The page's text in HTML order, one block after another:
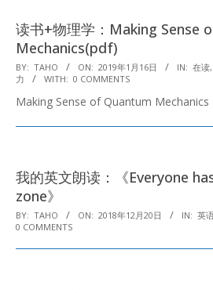
读书+物理学：Making Sense
Mechanics(pdf)
2019-
01-
16
BY: TAHO ON: 2019年1月16日 IN: 在读,
力
WITH: 0 COMMENTS
Making Sense of Quantum
我的英文朗读：《Everyone
zone》
2018-
12-
20
BY: TAHO ON: 2018年12月20日 IN: 英
0 COMMENTS